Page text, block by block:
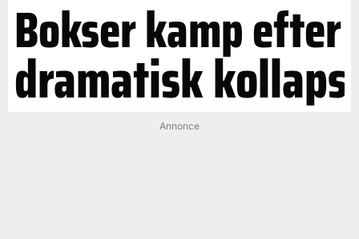
Bokser kamp efter
dramatisk kollaps
Annonce